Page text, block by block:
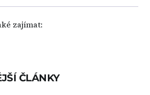
zajímat:
ČLÁNKY